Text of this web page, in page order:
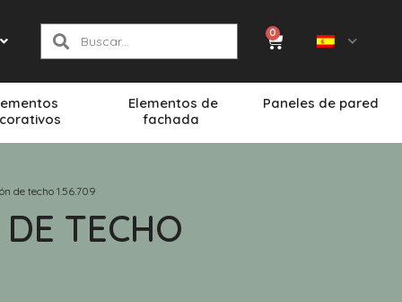
0
Elementos de
fachada
Paneles de pared
de techo 1.56.709
TECHO